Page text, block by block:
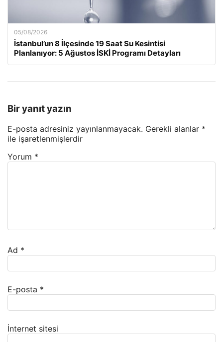
05/08/2026
İstanbul’un 8 İlçesinde 19 Saat Su Kesintisi
Planlanıyor: 5 Ağustos İSKİ Programı Detayları
Bir yanıt yazın
E-posta adresiniz yayınlanmayacak. Gerekli alanlar *
ile işaretlenmişlerdir
Yorum *
Ad *
E-posta *
İnternet sitesi